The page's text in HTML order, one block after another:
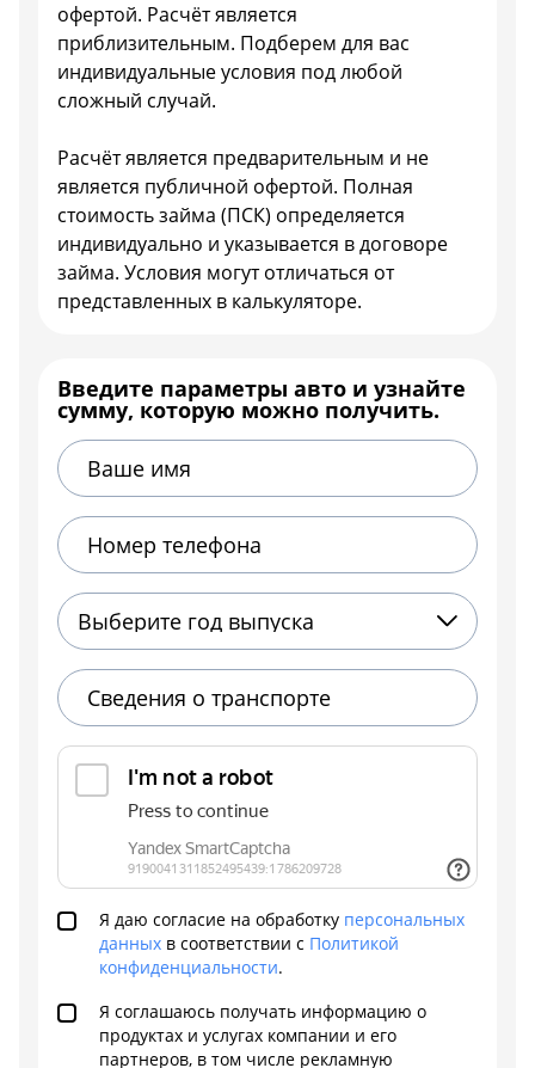
офертой. Расчёт является
приблизительным. Подберем для вас
индивидуальные условия под любой
сложный случай.
Расчёт является предварительным и не
является публичной офертой. Полная
стоимость займа (ПСК) определяется
индивидуально и указывается в договоре
займа. Условия могут отличаться от
представленных в калькуляторе.
Введите параметры авто и узнайте
сумму, которую можно получить.
Выберите год выпуска
Я даю согласие на обработку персональных
данных в соответствии с Политикой
конфиденциальности.
Я соглашаюсь получать информацию о
продуктах и услугах компании и его
партнеров, в том числе рекламную